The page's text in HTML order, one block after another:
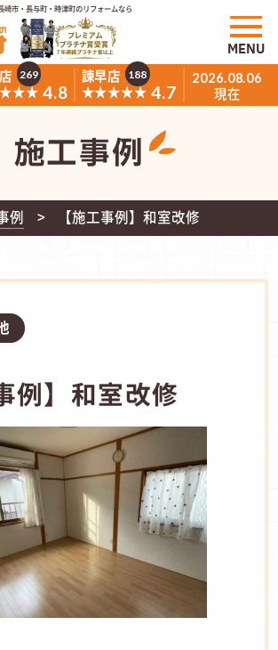
崎市・長与町・時津町のリフォームなら
4.8
269
諫早店
★★★★★ 4.7
188 2026.08.06
現在
MENU
施工事例
例 【施工事例】和室改修
例】和室改修